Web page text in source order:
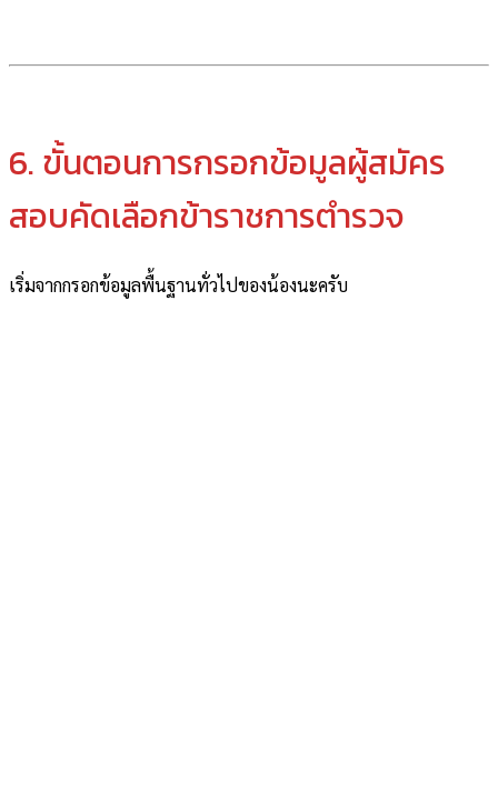
6. ขั้นตอนการกรอกข้อมูลผู้สมัคร
สอบคัดเลือกข้าราชการตำรวจ
เริ่มจากกรอกข้อมูลพื้นฐานทั่วไปของน้องนะครับ